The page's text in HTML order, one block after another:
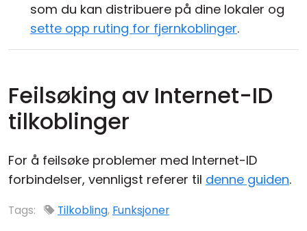
som du kan distribuere på dine lokaler og
sette opp ruting for fjernkoblinger.
Feilsøking av Internet-ID
tilkoblinger
For å feilsøke problemer med Internet-ID
forbindelser, vennligst referer til denne guiden.
Tags: Tilkobling, Funksjoner